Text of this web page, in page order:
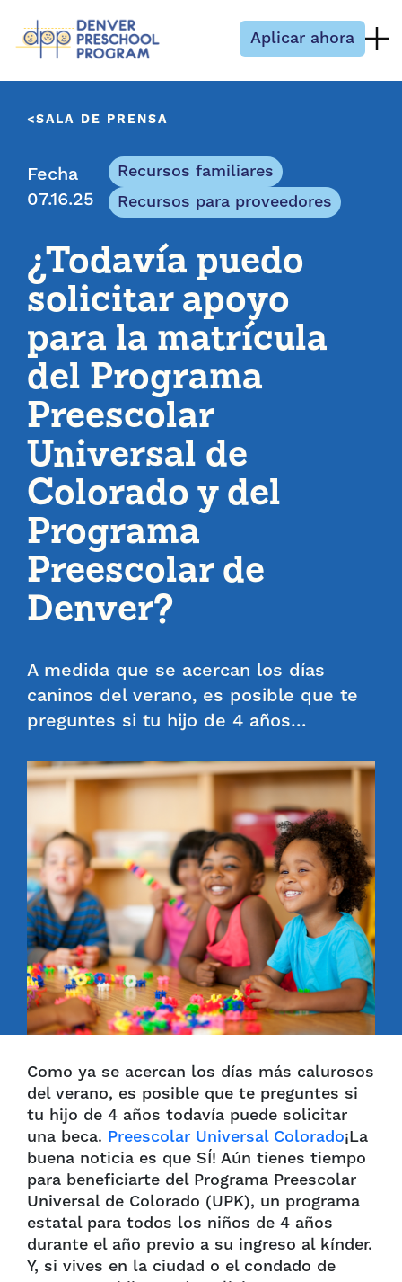
Aplicar ahora
SALA DE PRENSA
Fecha
07.16.25
Recursos familiares
Recursos para proveedores
¿Todavía puedo
solicitar apoyo
para la matrícula
del Programa
Preescolar
Universal de
Colorado y del
Programa
Preescolar de
Denver?
A medida que se acercan los días
caninos del verano, es posible que te
preguntes si tu hijo de 4 años…
Como ya se acercan los días más calurosos
del verano, es posible que te preguntes si
tu hijo de 4 años todavía puede solicitar
una beca. Preescolar Universal Colorado¡La
buena noticia es que SÍ! Aún tienes tiempo
para beneficiarte del Programa Preescolar
Universal de Colorado (UPK), un programa
estatal para todos los niños de 4 años
durante el año previo a su ingreso al kínder.
Y, si vives en la ciudad o el condado de